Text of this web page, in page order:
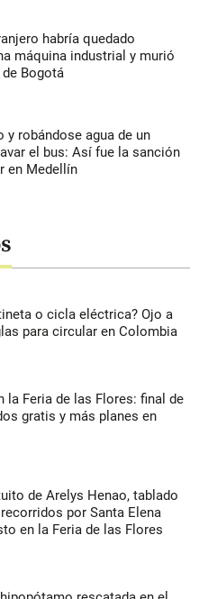
habría quedado
máquina industrial y murió
Bogotá
y robándose agua de un
el bus: Así fue la sanción
en Medellín
o cicla eléctrica? Ojo a
para circular en Colombia
la Feria de las Flores: final de
gratis y más planes en
de Arelys Henao, tablado
por Santa Elena
en la Feria de las Flores